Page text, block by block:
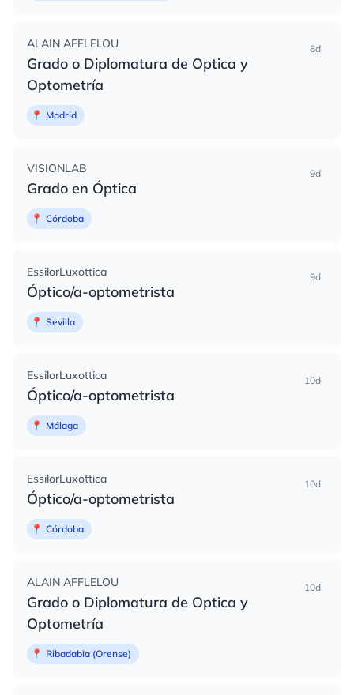
ALAIN AFFLELOU
Grado o Diplomatura de Optica y
Optometría
8d
📍 Madrid
VISIONLAB
Grado en Óptica
9d
📍 Córdoba
EssilorLuxottica
Óptico/a-optometrista
9d
📍 Sevilla
EssilorLuxottica
Óptico/a-optometrista
10d
📍 Málaga
EssilorLuxottica
Óptico/a-optometrista
10d
📍 Córdoba
ALAIN AFFLELOU
Grado o Diplomatura de Optica y
Optometría
10d
📍 Ribadabia (Orense)